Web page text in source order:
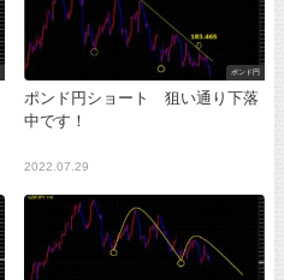
ポンド円
ポンド円ショート 狙い通り下落
中です！
2022.07.29